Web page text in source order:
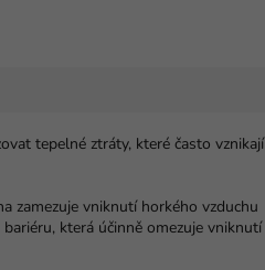
tepelné ztráty, které často vznikají
zamezuje vniknutí horkého vzduchu
která účinně omezuje vniknutí